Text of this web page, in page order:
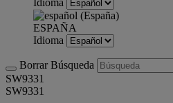
Idioma
ESPAÑA
Idioma
Borrar Búsqueda
SW9331
SW9331